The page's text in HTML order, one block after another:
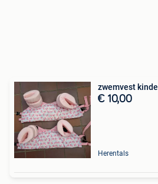
zwemvest
€ 10,00
Herentals